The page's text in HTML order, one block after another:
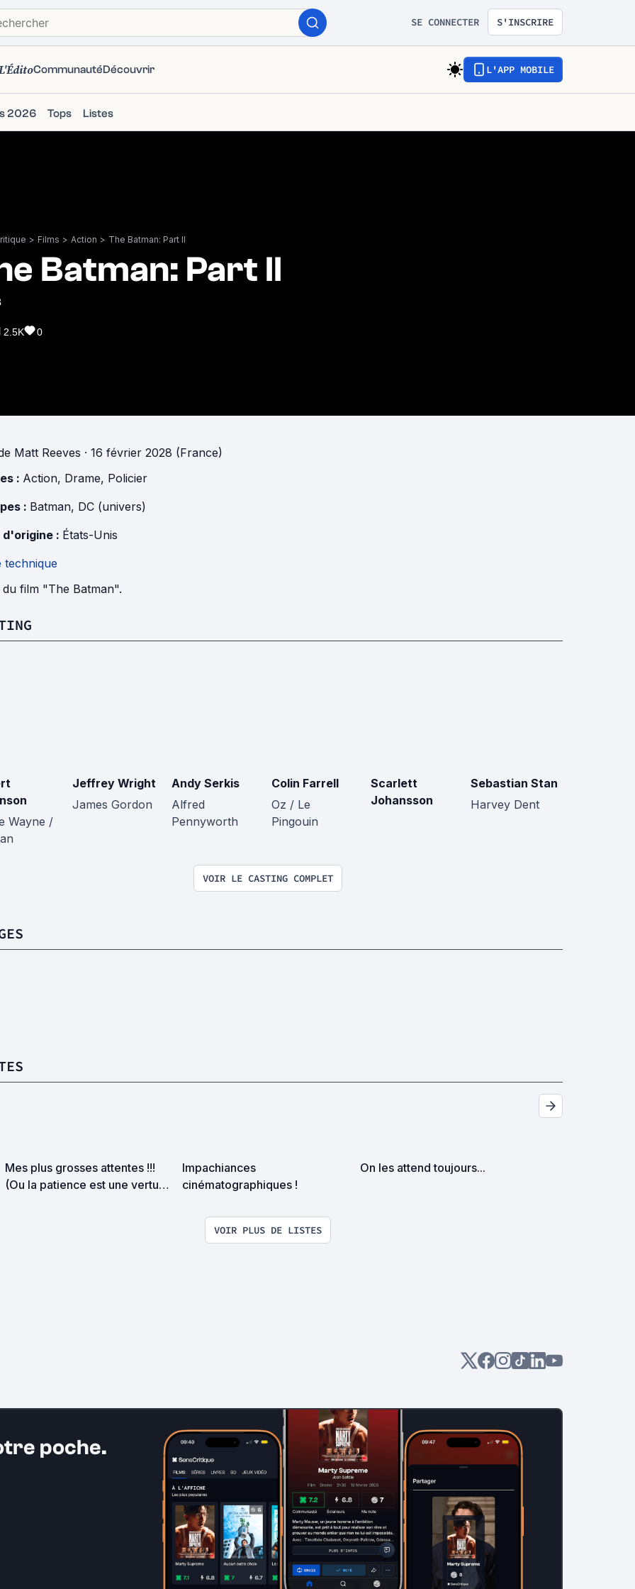
SE CONNECTER S'INSCRIRE
CommunautéDécouvrir L'APP MOBILE
2026 Tops Listes
> Films > Action > The Batman: Part II
Batman: Part II
2.5K 0
Matt Reeves · 16 février 2028 (France)
: Action, Drame, Policier
: Batman, DC (univers)
d'origine : États-Unis
technique
du film "The Batman".
Wayne /
Jeffrey Wright
James Gordon
Andy Serkis
Alfred
Pennyworth
Colin Farrell
Oz / Le
Pingouin
Scarlett
Johansson
Sebastian Stan
Harvey Dent
VOIR LE CASTING COMPLET
Mes plus grosses attentes !!!
(Ou la patience est une vertu
Impachiances
cinématographiques !
On les attend toujours...
VOIR PLUS DE LISTES
poche.